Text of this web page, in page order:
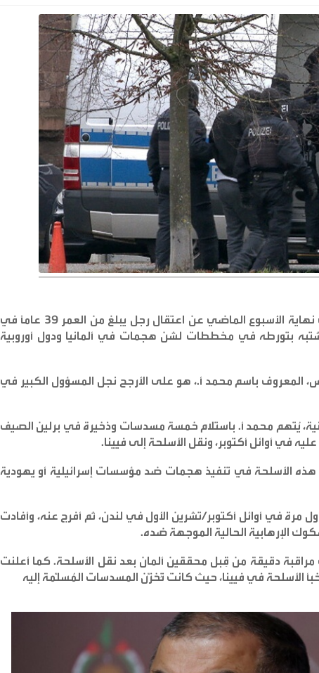
أعلن المدعي العام الفيدرالي الألماني نهاية الأسبوع الماضي عن اعتقال رجل يبلغ من العمر 39 عامًا في
بتورطه في مخططات لشن هجمات في ألمانيا ودول أوروبية
باسم محمد أ.، هو على الأرجح نجل المسؤول الكبير في
يُتهم محمد أ. باستلام خمسة مسدسات وذخيرة في برلين الصيف
في أوائل أكتوبر، ونقل الأسلحة إلى فيينا.
هذه الأسلحة في تنفيذ هجمات ضد مؤسسات إسرائيلية أو يهودية
مرة في أوائل أكتوبر/تشرين الأول في لندن، ثم أفرج عنه، وأفادت
الإرهابية الحالية الموجهة ضده.
مراقبة دقيقة من قِبل محققين ألمان بعد نقل الأسلحة. كما أعلنت
الأسلحة في فيينا، حيث كانت تُخزَّن المسدسات المُسلَّمة إليه